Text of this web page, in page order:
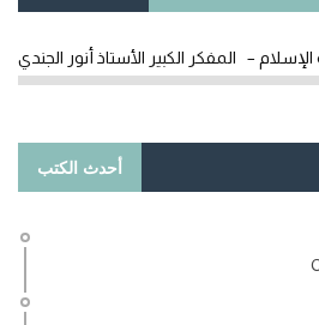
– المفكر الكبير الأستاذ أنور الجندي
أحدث الكتب